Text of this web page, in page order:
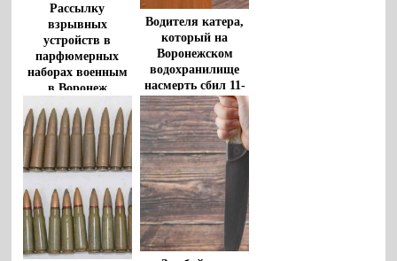
Рассылку
взрывных
устройств в
парфюмерных
наборах военным
в Воронеж
Водителя катера,
который на
Воронежском
водохранилище
насмерть сбил 11-
летнего мальчика,
взяли под стражу